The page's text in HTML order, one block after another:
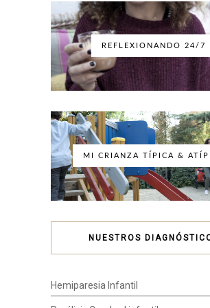
REFLEXIONANDO 24/7
MI CRIANZA TÍPICA &
NUESTROS
Hemiparesia Infantil